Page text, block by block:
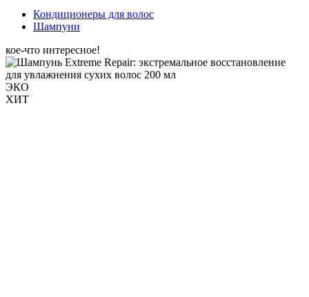
Кондиционеры для волос
Шампуни
кое-что интересное!
ЭКО
ХИТ